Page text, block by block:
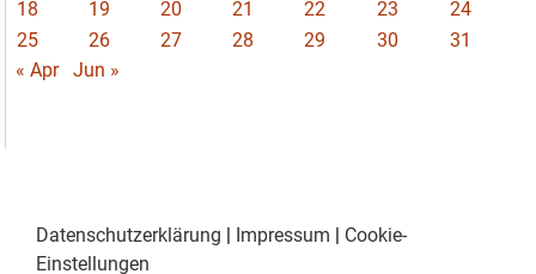
18
19 20 21 22 23
24
25
26 27 28 29 30
31
« Apr
Jun »
Datenschutzerklärung Impressum
Cookie-
Einstellungen